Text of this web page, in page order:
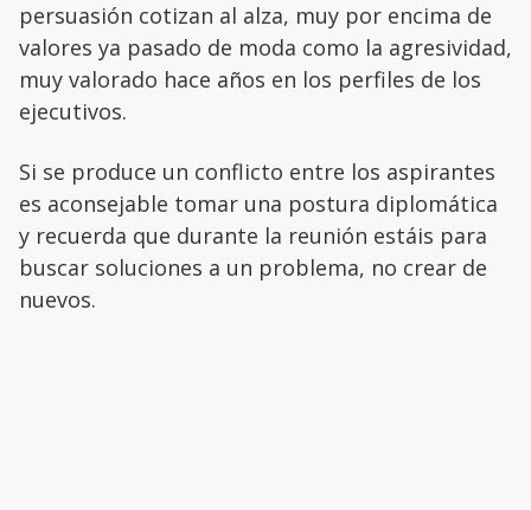
persuasión cotizan al alza, muy por encima de
valores ya pasado de moda como la agresividad,
muy valorado hace años en los perfiles de los
ejecutivos.
Si se produce un conflicto entre los aspirantes
es aconsejable tomar una postura diplomática
y recuerda que durante la reunión estáis para
buscar soluciones a un problema, no crear de
nuevos.